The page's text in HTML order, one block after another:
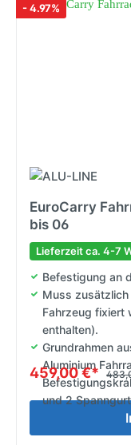
- 4.97%
EuroCarry
bis 06
Lieferzeit ca. 4-7
Befestigung an
Muss
Fahrzeug fixiert
enthalten).
Grundrahmen
Aluminium
und 2
459,00 €*